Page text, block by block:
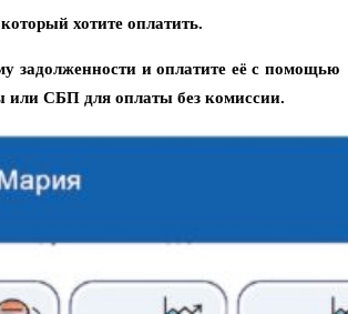
хотите оплатить.
задолженности и оплатите её с помощью
или СБП для оплаты без комиссии.